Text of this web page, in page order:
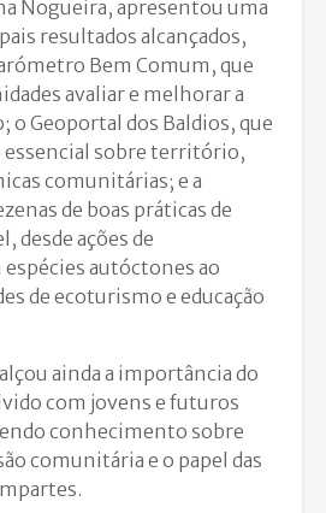
Nogueira, apresentou uma
resultados alcançados,
Bem Comum, que
avaliar e melhorar a
o Geoportal dos Baldios, que
sobre território,
comunitárias; e a
de boas práticas de
desde ações de
autóctones ao
de ecoturismo e educação
ainda a importância do
com jovens e futuros
conhecimento sobre
comunitária e o papel das